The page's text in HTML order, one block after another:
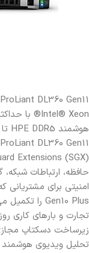
حافظه، ارتباطات
امنیتی برای مشتریانی
تجارت و بارهای کاری
زیرساخت دسکتاپ
تحلیل ویدیوی